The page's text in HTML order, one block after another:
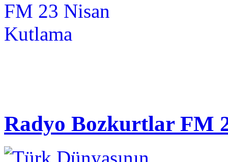
Radyo Bozkurtlar FM